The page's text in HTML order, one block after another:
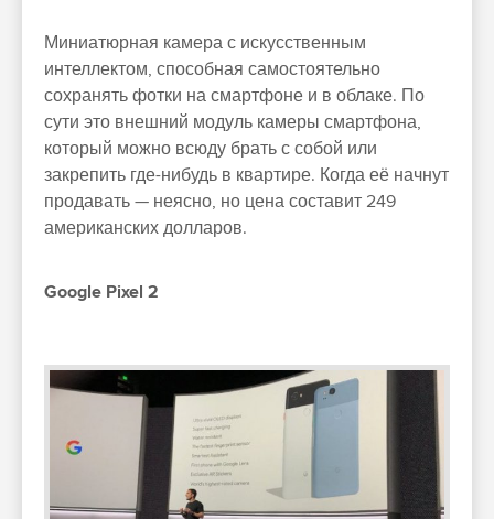
Миниатюрная камера с искусственным
интеллектом, способная самостоятельно
сохранять фотки на смартфоне и в облаке. По
сути это внешний модуль камеры смартфона,
который можно всюду брать с собой или
закрепить где-нибудь в квартире. Когда её начнут
продавать — неясно, но цена составит 249
американских долларов.
Google Pixel 2